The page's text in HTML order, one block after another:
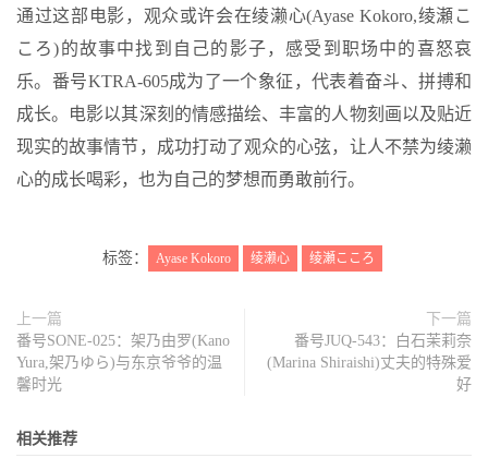
通过这部电影，观众或许会在绫濑心(Ayase Kokoro,绫瀬こ
ころ)的故事中找到自己的影子，感受到职场中的喜怒哀
乐。番号KTRA-605成为了一个象征，代表着奋斗、拼搏和
成长。电影以其深刻的情感描绘、丰富的人物刻画以及贴近
现实的故事情节，成功打动了观众的心弦，让人不禁为绫濑
心的成长喝彩，也为自己的梦想而勇敢前行。
标签： Ayase Kokoro 绫濑心 绫瀬こころ
上一篇
番号SONE-025：架乃由罗(Kano
Yura,架乃ゆら)与东京爷爷的温
馨时光
下一篇
番号JUQ-543：白石茉莉奈
(Marina Shiraishi)丈夫的特殊爱
好
相关推荐